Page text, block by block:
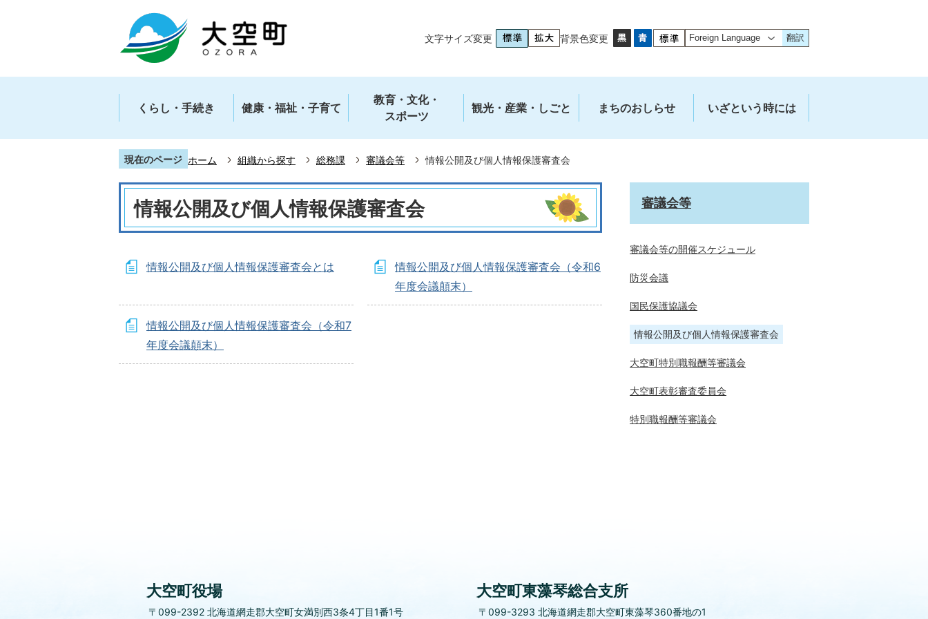
文字サイズ変更 背景色変更 翻訳
くらし・手続き 健康・福祉・子育て
教育・文化・
スポーツ
観光・産業・しごと まちのおしらせ いざという時には
現在のページ ホーム 組織から探す 総務課 審議会等 情報公開及び個人情報保護審査会
情報公開及び個人情報保護審査会
情報公開及び個人情報保護審査会とは
情報公開及び個人情報保護審査会（令和6
年度会議顛末）
情報公開及び個人情報保護審査会（令和7
年度会議顛末）
審議会等
審議会等の開催スケジュール
防災会議
国民保護協議会
情報公開及び個人情報保護審査会
大空町特別職報酬等審議会
大空町表彰審査委員会
特別職報酬等審議会
大空町役場
〒099-2392 北海道網走郡大空町女満別西3条4丁目1番1号
大空町東藻琴総合支所
〒099-3293北海道網走郡大空町東藻琴360番地の1